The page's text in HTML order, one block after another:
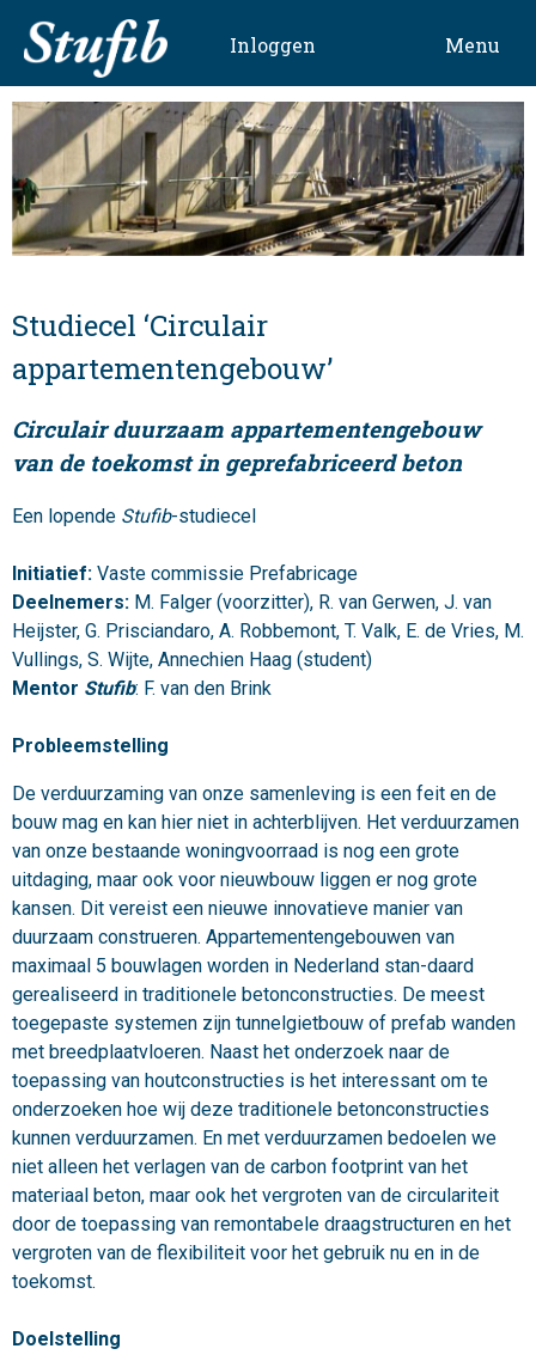
content
Inloggen Menu
Studiecel ‘Circulair
appartementengebouw’
Circulair duurzaam appartementengebouw
van de toekomst in geprefabriceerd beton
Een lopende Stufib-studiecel
Initiatief: Vaste commissie Prefabricage
Deelnemers: M. Falger (voorzitter), R. van Gerwen, J. van
Heijster, G. Prisciandaro, A. Robbemont, T. Valk, E. de Vries, M.
Vullings, S. Wijte, Annechien Haag (student)
Mentor Stufib: F. van den Brink
Probleemstelling
De verduurzaming van onze samenleving is een feit en de
bouw mag en kan hier niet in achterblijven. Het verduurzamen
van onze bestaande woningvoorraad is nog een grote
uitdaging, maar ook voor nieuwbouw liggen er nog grote
kansen. Dit vereist een nieuwe innovatieve manier van
duurzaam construeren. Appartementengebouwen van
maximaal 5 bouwlagen worden in Nederland stan-daard
gerealiseerd in traditionele betonconstructies. De meest
toegepaste systemen zijn tunnelgietbouw of prefab wanden
met breedplaatvloeren. Naast het onderzoek naar de
toepassing van houtconstructies is het interessant om te
onderzoeken hoe wij deze traditionele betonconstructies
kunnen verduurzamen. En met verduurzamen bedoelen we
niet alleen het verlagen van de carbon footprint van het
materiaal beton, maar ook het vergroten van de circulariteit
door de toepassing van remontabele draagstructuren en het
vergroten van de flexibiliteit voor het gebruik nu en in de
toekomst.
Doelstelling